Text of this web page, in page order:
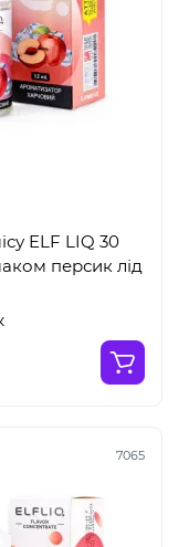
ELF LIQ 30
персик лід
7065